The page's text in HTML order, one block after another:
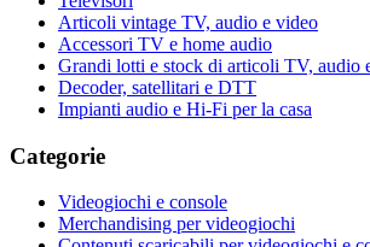
Articoli vintage TV, audio e video
Accessori TV e home audio
Grandi lotti e stock di articoli TV, audio
Decoder, satellitari e DTT
Impianti audio e Hi-Fi per la casa
Categorie
Videogiochi e console
Merchandising per videogiochi